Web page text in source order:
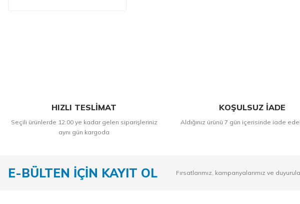
HIZLI TESLİMAT
Seçili ürünlerde 12:00 ye kadar gelen siparişleriniz
aynı gün kargoda
KOŞULSUZ İADE
Aldığınız ürünü 7 gün içerisinde iade
E-BÜLTEN İÇİN KAYIT OL Fırsatlarımız, kampanyalarımız ve